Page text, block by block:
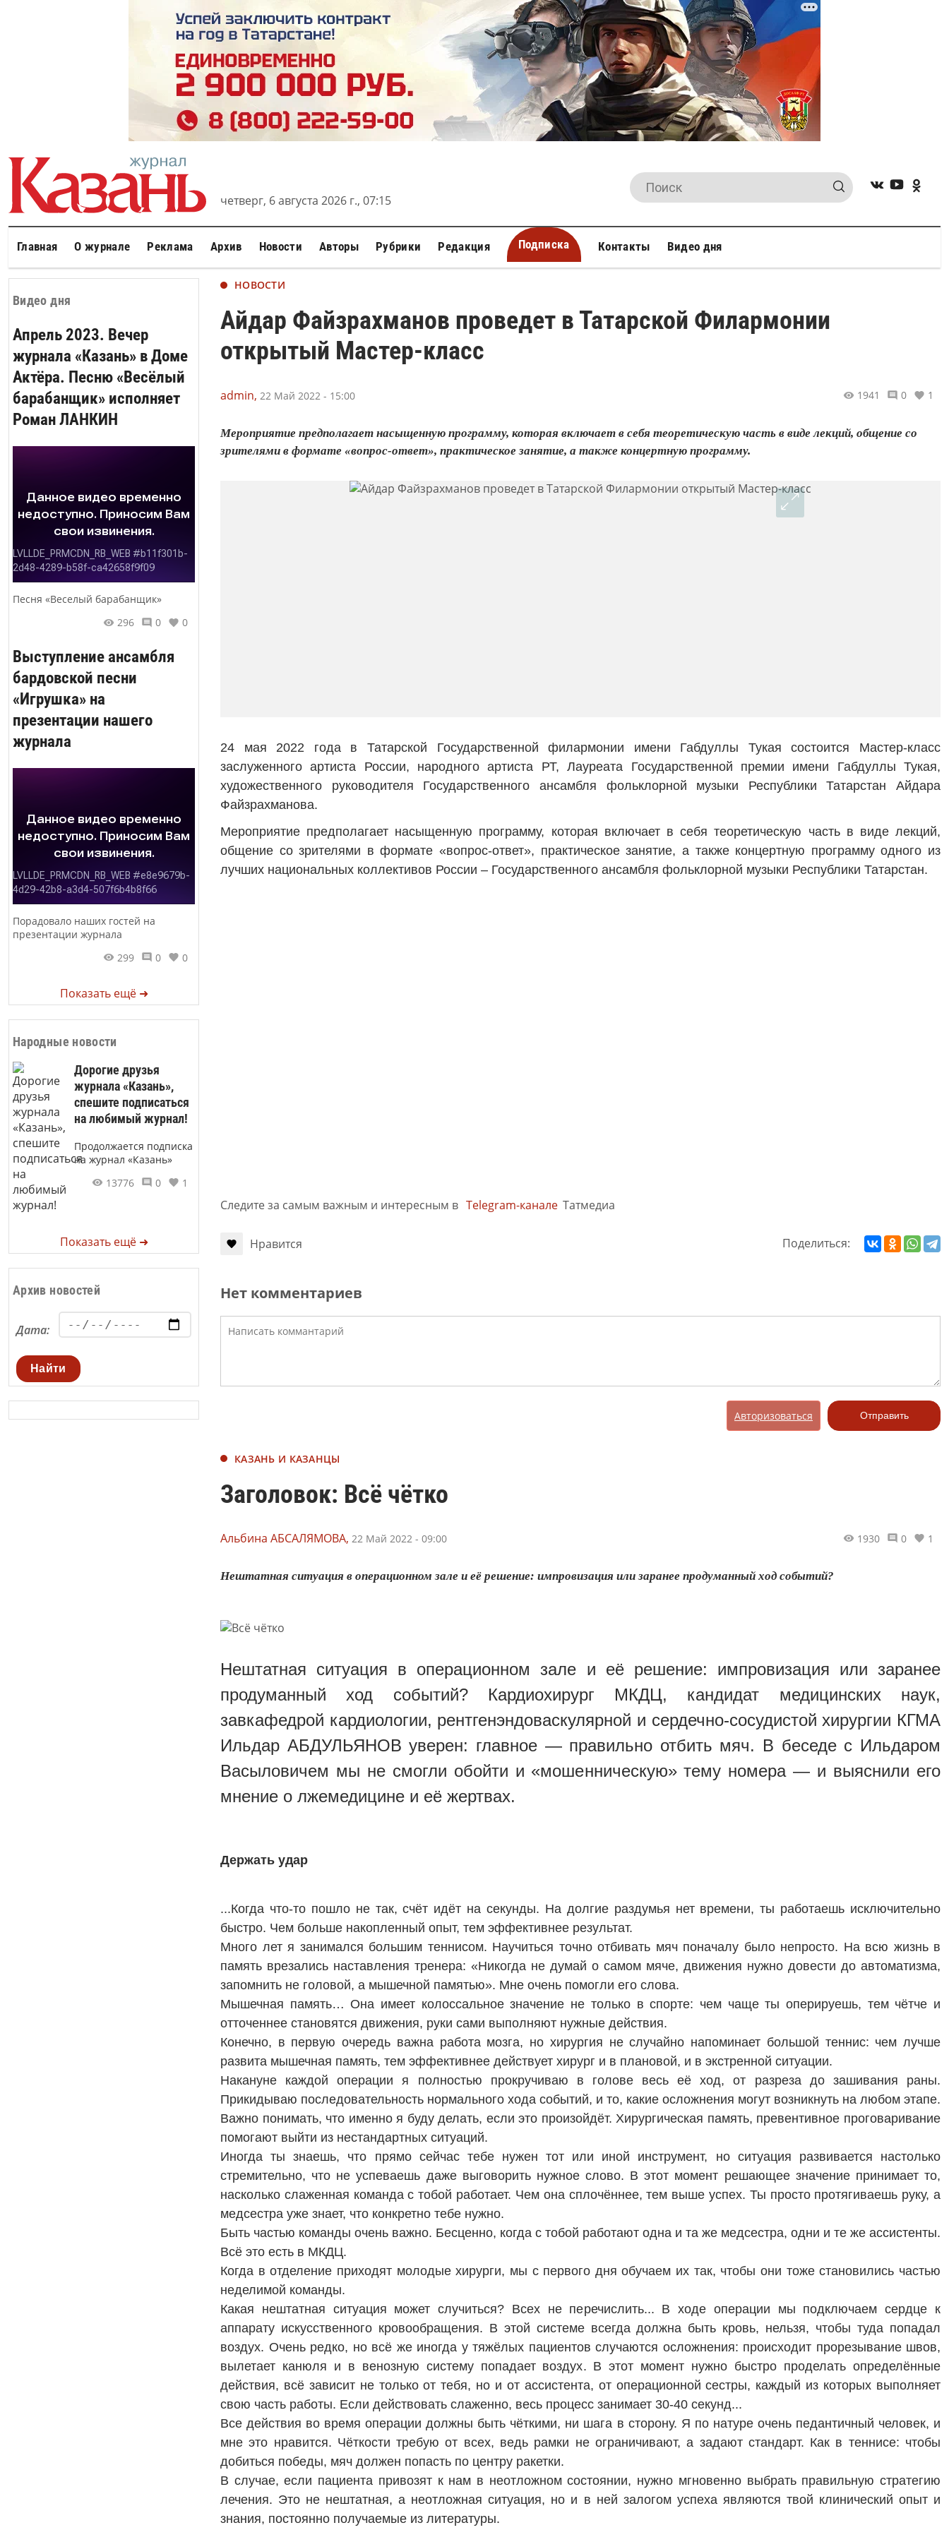
четверг, 6 августа 2026 г., 07:15
Главная О журнале Реклама Архив Новости Авторы Рубрики Редакция Подписка Контакты Видео дня
Видео дня
Апрель 2023. Вечер
журнала «Казань» в Доме
Актёра. Песню «Весёлый
барабанщик» исполняет
Роман ЛАНКИН
Песня «Веселый барабанщик»
296
0 0
Выступление ансамбля
бардовской песни
«Игрушка» на
презентации нашего
журнала
Порадовало наших гостей на
презентации журнала
299
0 0
Показать ещё ➜
Народные новости
Дорогие друзья
журнала «Казань»,
спешите подписаться
на любимый журнал!
Продолжается подписка
на журнал «Казань»
13776
0 1
Показать ещё ➜
Архив новостей
Дата:
Найти
НОВОСТИ
Айдар Файзрахманов проведет в Татарской Филармонии
открытый Мастер-класс
admin, 22 Май 2022 - 15:00 1941 0 1
Мероприятие предполагает насыщенную программу, которая включает в себя теоретическую часть в виде лекций, общение со
зрителями в формате «вопрос-ответ», практическое занятие, а также концертную программу.
24 мая 2022 года в Татарской Государственной филармонии имени Габдуллы Тукая состоится Мастер-класс
заслуженного артиста России, народного артиста РТ, Лауреата Государственной премии имени Габдуллы Тукая,
художественного руководителя Государственного ансамбля фольклорной музыки Республики Татарстан Айдара
Файзрахманова.
Мероприятие предполагает насыщенную программу, которая включает в себя теоретическую часть в виде лекций,
общение со зрителями в формате «вопрос-ответ», практическое занятие, а также концертную программу одного из
лучших национальных коллективов России – Государственного ансамбля фольклорной музыки Республики Татарстан.
Следите за самым важным и интересным в Telegram-канале Татмедиа
Нравится Поделиться:
Нет комментариев
Авторизоваться Отправить
КАЗАНЬ И КАЗАНЦЫ
Заголовок: Всё чётко
Альбина АБСАЛЯМОВА, 22 Май 2022 - 09:00 1930 0 1
Нештатная ситуация в операционном зале и её решение: импровизация или заранее продуманный ход событий?
Нештатная ситуация в операционном зале и её решение: импровизация или заранее
продуманный ход событий? Кардиохирург МКДЦ, кандидат медицинских наук,
завкафедрой кардиологии, рентгенэндоваскулярной и сердечно-сосудистой хирургии КГМА
Ильдар АБДУЛЬЯНОВ уверен: главное — правильно отбить мяч. В беседе с Ильдаром
Васыловичем мы не смогли обойти и «мошенническую» тему номера — и выяснили его
мнение о лжемедицине и её жертвах.
Держать удар
...Когда что-то пошло не так, счёт идёт на секунды. На долгие раздумья нет времени, ты работаешь исключительно
быстро. Чем больше накопленный опыт, тем эффективнее результат.
Много лет я занимался большим теннисом. Научиться точно отбивать мяч поначалу было непросто. На всю жизнь в
память врезались наставления тренера: «Никогда не думай о самом мяче, движения нужно довести до автоматизма,
запомнить не головой, а мышечной памятью». Мне очень помогли его слова.
Мышечная память… Она имеет колоссальное значение не только в спорте: чем чаще ты оперируешь, тем чётче и
отточеннее становятся движения, руки сами выполняют нужные действия.
Конечно, в первую очередь важна работа мозга, но хирургия не случайно напоминает большой теннис: чем лучше
развита мышечная память, тем эффективнее действует хирург и в плановой, и в экстренной ситуации.
Накануне каждой операции я полностью прокручиваю в голове весь её ход, от разреза до зашивания раны.
Прикидываю последовательность нормального хода событий, и то, какие осложнения могут возникнуть на любом этапе.
Важно понимать, что именно я буду делать, если это произойдёт. Хирургическая память, превентивное проговаривание
помогают выйти из нестандартных ситуаций.
Иногда ты знаешь, что прямо сейчас тебе нужен тот или иной инструмент, но ситуация развивается настолько
стремительно, что не успеваешь даже выговорить нужное слово. В этот момент решающее значение принимает то,
насколько слаженная команда с тобой работает. Чем она сплочённее, тем выше успех. Ты просто протягиваешь руку, а
медсестра уже знает, что конкретно тебе нужно.
Быть частью команды очень важно. Бесценно, когда с тобой работают одна и та же медсестра, одни и те же ассистенты.
Всё это есть в МКДЦ.
Когда в отделение приходят молодые хирурги, мы с первого дня обучаем их так, чтобы они тоже становились частью
неделимой команды.
Какая нештатная ситуация может случиться? Всех не перечислить... В ходе операции мы подключаем сердце к
аппарату искусственного кровообращения. В этой системе всегда должна быть кровь, нельзя, чтобы туда попадал
воздух. Очень редко, но всё же иногда у тяжёлых пациентов случаются осложнения: происходит прорезывание швов,
вылетает канюля и в венозную систему попадает воздух. В этот момент нужно быстро проделать определённые
действия, всё зависит не только от тебя, но и от ассистента, от операционной сестры, каждый из которых выполняет
свою часть работы. Если действовать слаженно, весь процесс занимает 30-40 секунд...
Все действия во время операции должны быть чёткими, ни шага в сторону. Я по натуре очень педантичный человек, и
мне это нравится. Чёткости требую от всех, ведь рамки не ограничивают, а задают стандарт. Как в теннисе: чтобы
добиться победы, мяч должен попасть по центру ракетки.
В случае, если пациента привозят к нам в неотложном состоянии, нужно мгновенно выбрать правильную стратегию
лечения. Это не нештатная, а неотложная ситуация, но и в ней залогом успеха являются твой клинический опыт и
знания, постоянно получаемые из литературы.